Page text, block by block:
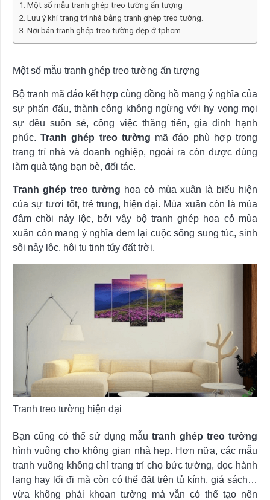
Một số mẫu tranh ghép treo tường ấn tượng
Lưu ý khi trang trí nhà bằng tranh ghép treo tường.
Nơi bán tranh ghép treo tường đẹp ở tphcm
Một số mẫu tranh ghép treo tường ấn tượng
Bộ tranh mã đáo kết hợp cùng đồng hồ mang ý nghĩa của
sự phấn đấu, thành công không ngừng với hy vọng mọi
sự đều suôn sẻ, công việc thăng tiến, gia đình hạnh
phúc.Tranh ghép treo tường mã đáo phù hợp trong
trang trí nhà và doanh nghiệp, ngoài ra còn được dùng
làm quà tặng bạn bè, đối tác.
Tranh ghép treo tường hoa cỏ mùa xuân là biểu hiện
của sự tươi tốt, trẻ trung, hiện đại. Mùa xuân còn là mùa
đâm chồi nảy lộc, bởi vậy bộ tranh ghép hoa cỏ mùa
xuân còn mang ý nghĩa đem lại cuộc sống sung túc, sinh
sôi nảy lộc, hội tụ tinh túy đất trời.
Tranh treo tường hiện đại
Bạn cũng có thể sử dụng mẫu tranh ghép treo tường
hình vuông cho không gian nhà hẹp. Hơn nữa, các mẫu
tranh vuông không chỉ trang trí cho bức tường, dọc hành
lang hay lối đi mà còn có thể đặt trên tủ kính, giá sách…
vừa không phải khoan tường mà vẫn có thể tạo nên